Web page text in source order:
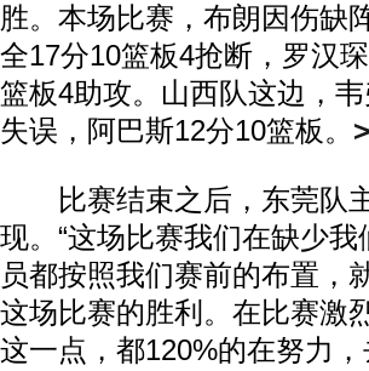
胜。本场比赛，布朗因伤缺
全17分10篮板4抢断，罗汉
篮板4助攻。山西队这边，
失误，阿巴斯12分10篮板。
比赛结束之后，东莞队
现。“这场比赛我们在缺少
员都按照我们赛前的布置，
这场比赛的胜利。在比赛激
这一点，都120%的在努力